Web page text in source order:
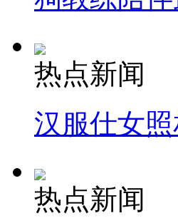
热点新闻
汉服仕女
热点新闻